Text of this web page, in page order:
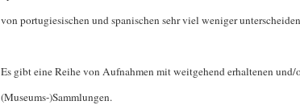
von portugiesischen und spanischen sehr viel weniger
Es gibt eine Reihe von Aufnahmen mit weitgehend erhaltenen
(Museums-)Sammlungen.